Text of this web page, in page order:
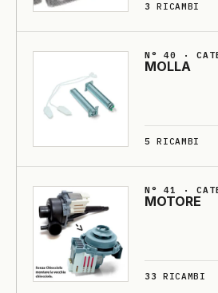
3 RICAMBI
N° 40 ·
MOLLA
5 RICAMBI
N° 41 ·
MO­TO­RE
33 RICAMBI